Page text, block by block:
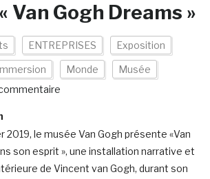
Van Gogh Dreams »
ENTREPRISES Exposition
Monde
Musée
2019, le musée Van Gogh présente «Van
son esprit », une installation narrative et
de Vincent van Gogh, durant son